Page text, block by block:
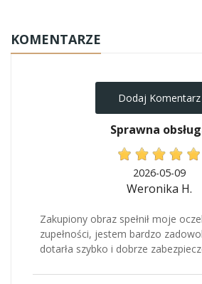
KOMENTARZE
Dodaj Komentarz
Sprawna
2026-05-09
Weronika H.
Zakupiony obraz spełnił moje
zupełności, jestem bardzo
dotarła szybko i dobrze